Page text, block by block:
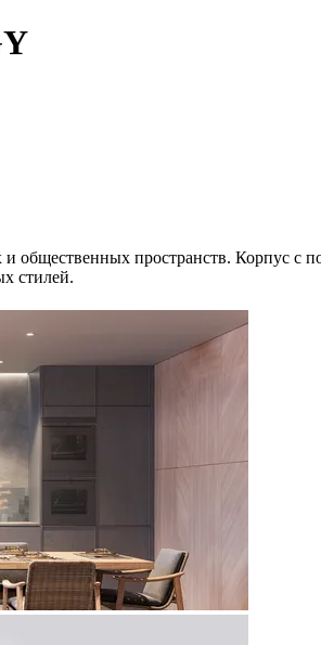
пространств. Корпус с
стилей.